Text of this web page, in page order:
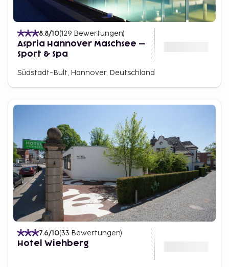
8.8/10(129 Bewertungen)
Aspria Hannover Maschsee –
Sport & Spa
Südstadt-Bult, Hannover, Deutschland
7.6/10(33 Bewertungen)
Hotel Wiehberg